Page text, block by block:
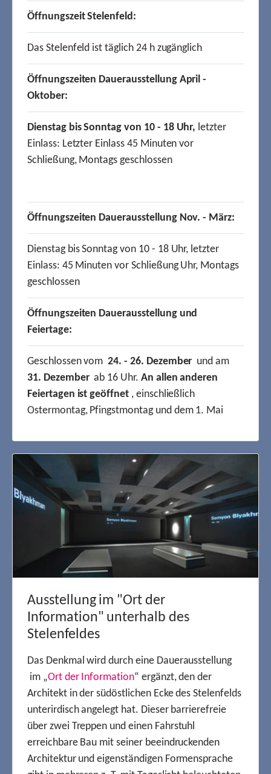
Ausstellung im "Ort der
Information" unterhalb des
Stelenfeldes
Das Denkmal wird durch eine Dauerausstellung
im „Ort der Information“ ergänzt, den der
Architekt in der südöstlichen Ecke des Stelenfelds
unterirdisch angelegt hat. Dieser barrierefreie
über zwei Treppen und einen Fahrstuhl
erreichbare Bau mit seiner beeindruckenden
Architektur und eigenständigen Formensprache
Öffnungszeit Stelenfeld:
Das Stelenfeld ist täglich 24 h zugänglich
Öffnungszeiten Dauerausstellung April -
Oktober:
Dienstag bis Sonntag von 10 - 18 Uhr, letzter
Einlass: Letzter Einlass 45 Minuten vor
Schließung, Montags geschlossen
Öffnungszeiten Dauerausstellung Nov. - März:
Dienstag bis Sonntag von 10 - 18 Uhr, letzter
Einlass: 45 Minuten vor Schließung Uhr, Montags
geschlossen
Öffnungszeiten Dauerausstellung und
Feiertage:
Geschlossen vom24. - 26. Dezember und am
31. Dezemberab 16 Uhr. An allen anderen
Feiertagen ist geöffnet, einschließlich
Ostermontag, Pfingstmontag und dem 1. Mai